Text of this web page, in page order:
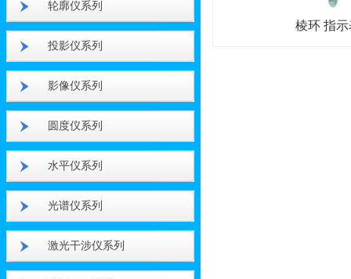
棱环 指示
轮廓仪系列
投影仪系列
影像仪系列
圆度仪系列
水平仪系列
光谱仪系列
激光干涉仪系列